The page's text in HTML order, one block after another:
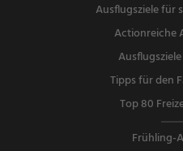
Ausflugsziele für
Actionreiche
Tipps für den
Top 80
Frühling-